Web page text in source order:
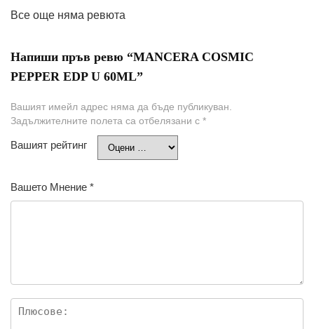
Все още няма ревюта
Напиши пръв ревю “MANCERA COSMIC
PEPPER EDP U 60ML”
Вашият имейл адрес няма да бъде публикуван.
Задължителните полета са отбелязани с *
Вашият рейтинг
Вашето Мнение *